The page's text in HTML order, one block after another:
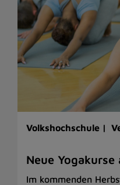
Volkshochschule |
Neue Yogakurse
Im kommenden